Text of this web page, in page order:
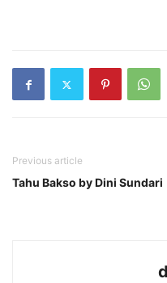
Previous article
Tahu Bakso by Dini Sundari